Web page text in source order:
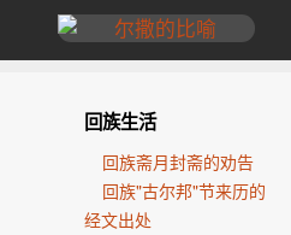
回族生活
回族斋月封斋的劝告
回族"古尔邦"节来历的
经文出处